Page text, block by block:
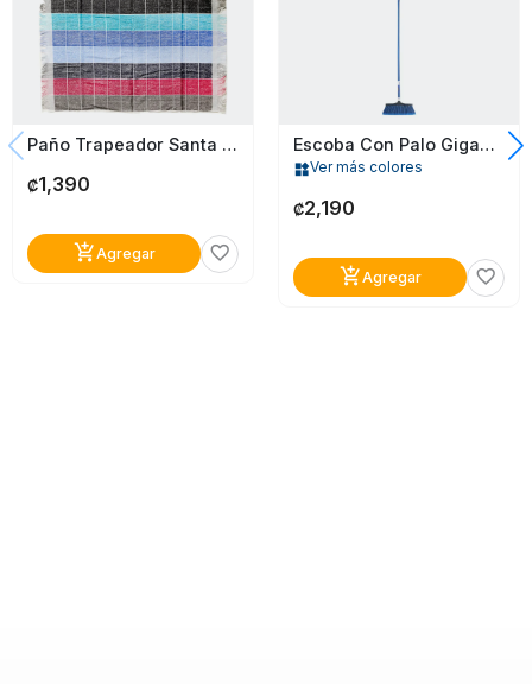
Paño Trapeador Santa Elena
₡1,390
add_shopping_cartAgregar favorite_border
Escoba Con Palo Gigante Eterna Azul
widgetsVer más colores
₡2,190
add_shopping_cartAgregar favorite_border